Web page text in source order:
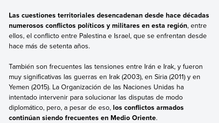
Las cuestiones territoriales desencadenan desde hace décadas
numerosos conflictos políticos y militares en esta región, entre
ellos, el conflicto entre Palestina e Israel, que se enfrentan desde
hace más de setenta años.
También son frecuentes las tensiones entre Irán e Irak, y fueron
muy significativas las guerras en Irak (2003), en Siria (2011) y en
Yemen (2015). La Organización de las Naciones Unidas ha
intentado intervenir para solucionar las disputas de modo
diplomático, pero, a pesar de eso,los conflictos armados
continúan siendo frecuentes en Medio Oriente.